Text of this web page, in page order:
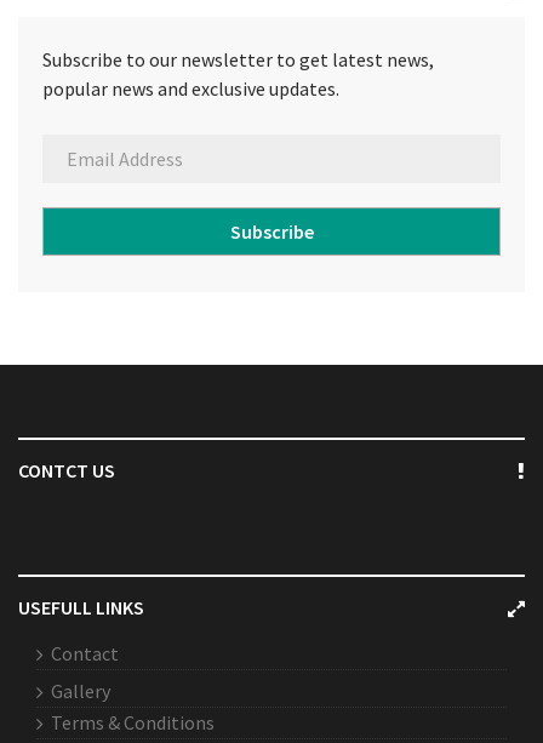
Subscribe to our newsletter to get latest news,
popular news and exclusive updates.
Subscribe
CONTCT US
USEFULL LINKS
Contact
Gallery
Terms & Conditions